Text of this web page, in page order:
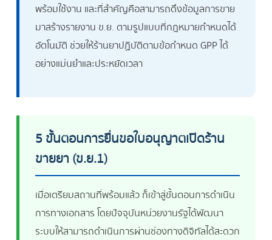
พร้อมใช้งาน และที่สำคัญคือสามารถดึงข้อมูลการขาย
มาสร้างรายงาน ข.ย. ตามรูปแบบที่กฎหมายกำหนดได้
อัตโนมัติ ช่วยให้ร้านยาปฏิบัติตามข้อกำหนด GPP ได้
อย่างแม่นยำและประหยัดเวลา
5 ขั้นตอนการยื่นขอใบอนุญาตเปิดร้าน
ขายยา (ข.ย.1)
เมื่อเตรียมสถานที่พร้อมแล้ว ก็เข้าสู่ขั้นตอนการดำเนิน
การทางเอกสาร โดยปัจจุบันหน่วยงานรัฐได้พัฒนา
ระบบให้สามารถดำเนินการผ่านช่องทางดิจิทัลได้สะดวก